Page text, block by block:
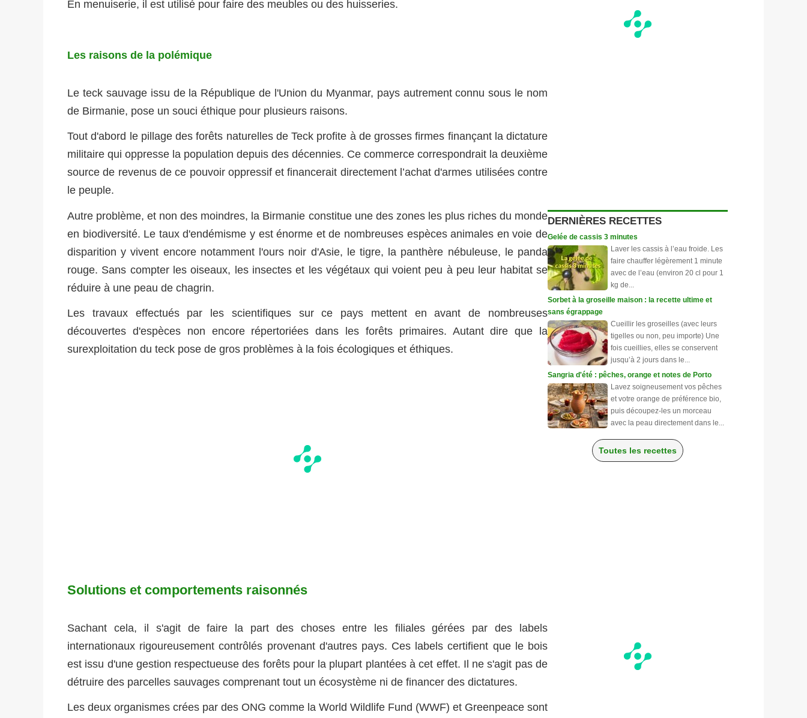
En menuiserie, il est utilisé pour faire des meubles ou des huisseries.
Les raisons de la polémique
Le teck sauvage issu de la République de l'Union du Myanmar, pays autrement connu sous le nom
de Birmanie, pose un souci éthique pour plusieurs raisons.
Tout d'abord le pillage des forêts naturelles de Teck profite à de grosses firmes finançant la dictature
militaire qui oppresse la population depuis des décennies. Ce commerce correspondrait la deuxième
source de revenus de ce pouvoir oppressif et financerait directement l’achat d'armes utilisées contre
le peuple.
Autre problème, et non des moindres, la Birmanie constitue une des zones les plus riches du monde
en biodiversité. Le taux d'endémisme y est énorme et de nombreuses espèces animales en voie de
disparition y vivent encore notamment l'ours noir d'Asie, le tigre, la panthère nébuleuse, le panda
rouge. Sans compter les oiseaux, les insectes et les végétaux qui voient peu à peu leur habitat se
réduire à une peau de chagrin.
Les travaux effectués par les scientifiques sur ce pays mettent en avant de nombreuses
découvertes d'espèces non encore répertoriées dans les forêts primaires. Autant dire que la
surexploitation du teck pose de gros problèmes à la fois écologiques et éthiques.
Solutions et comportements raisonnés
Sachant cela, il s'agit de faire la part des choses entre les filiales gérées par des labels
internationaux rigoureusement contrôlés provenant d'autres pays. Ces labels certifient que le bois
est issu d'une gestion respectueuse des forêts pour la plupart plantées à cet effet. Il ne s'agit pas de
détruire des parcelles sauvages comprenant tout un écosystème ni de financer des dictatures.
Les deux organismes crées par des ONG comme la World Wildlife Fund (WWF) et Greenpeace sont
DERNIÈRES RECETTES
Gelée de cassis 3 minutes
Laver les cassis à l’eau froide. Les
faire chauffer légèrement 1 minute
avec de l’eau (environ 20 cl pour 1
kg de...
Sorbet à la groseille maison : la recette ultime et
sans égrappage
Cueillir les groseilles (avec leurs
tigelles ou non, peu importe) Une
fois cueillies, elles se conservent
jusqu’à 2 jours dans le...
Sangria d'été : pêches, orange et notes de Porto
Lavez soigneusement vos pêches
et votre orange de préférence bio,
puis découpez-les un morceau
avec la peau directement dans le...
Toutes les recettes